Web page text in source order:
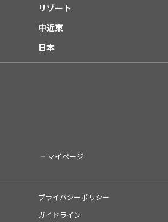
リゾート
中近東
日本
マイページ
プライバシーポリシー
ガイドライン